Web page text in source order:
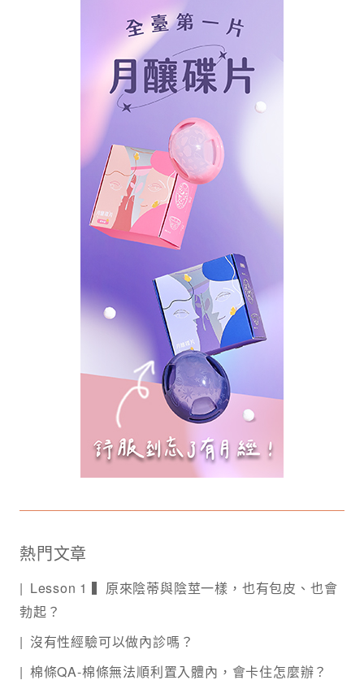
熱門文章
Lesson 1 ▍原來陰蒂與陰莖一樣，也有包皮、也會
勃起？
沒有性經驗可以做內診嗎？
棉條QA-棉條無法順利置入體內，會卡住怎麼辦？